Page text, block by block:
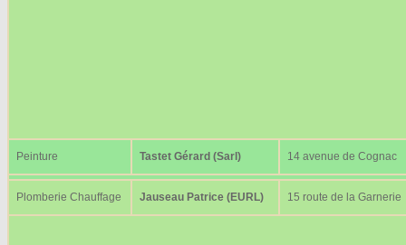
Peinture Tastet Gérard (Sarl) 14 avenue de Cognac
Plomberie Chauffage Jauseau Patrice (EURL) 15 route de la Garnerie